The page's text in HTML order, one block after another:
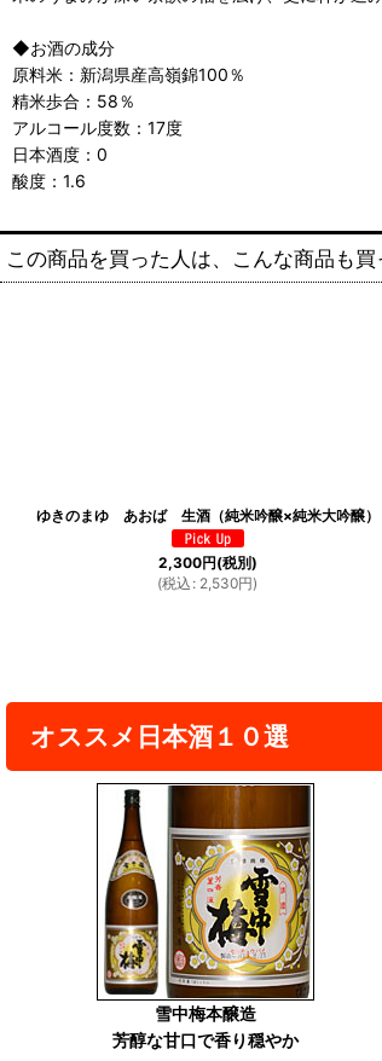
◆お酒の成分
原料米：新潟県産高嶺錦100％
精米歩合：58％
アルコール度数：17度
日本酒度：0
酸度：1.6
この商品を買った人は、こんな商品も買
ゆきのまゆ あおば 生酒（純米吟醸×純米大吟醸）
2,300円(税別)
(税込 : 2,530円)
オススメ日本酒１０選
雪中梅本醸造
芳醇な甘口で香り穏やか